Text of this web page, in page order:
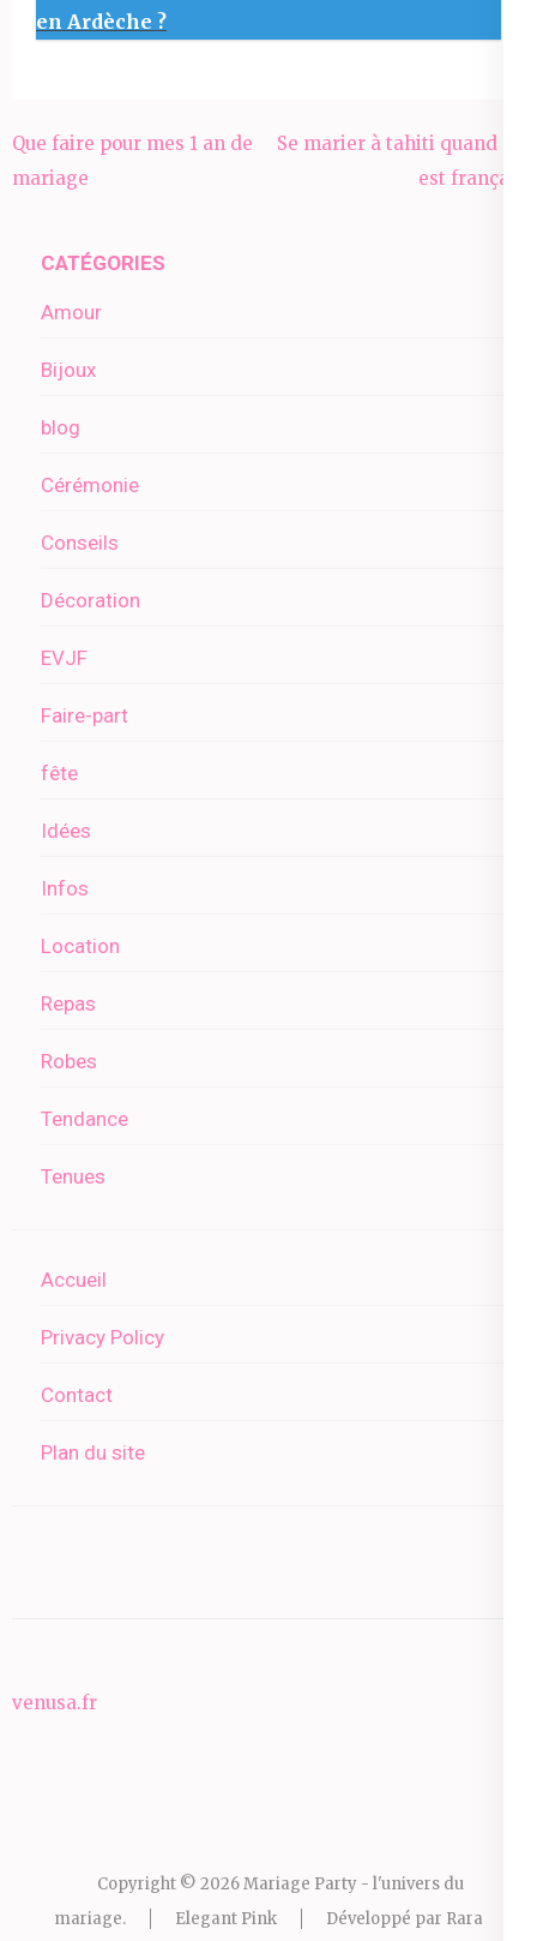
en Ardèche ?
Navigation
de
Que faire pour mes 1 an de
mariage
Se marier à tahiti quand on
est français
CATÉGORIES
Amour
Bijoux
blog
Cérémonie
Conseils
Décoration
EVJF
Faire-part
fête
Idées
Infos
Location
Repas
Robes
Tendance
Tenues
Accueil
Privacy Policy
Contact
Plan du site
venusa.fr
Copyright © 2026Mariage Party - l'univers du
mariage. Elegant Pink Développé par Rara